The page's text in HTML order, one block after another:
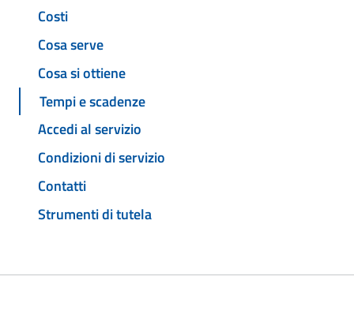
Costi
Cosa serve
Cosa si ottiene
Tempi e scadenze
Accedi al servizio
Condizioni di servizio
Contatti
Strumenti di tutela